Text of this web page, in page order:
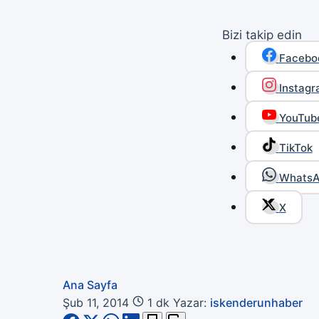
Bizi takip edin
TikTok
X
Ana Sayfa
Şub 11, 2014
1 dk Yazar: iskenderunhaber